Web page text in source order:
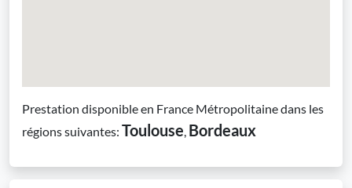
Prestation disponible en France Métropolitaine dans les
régions suivantes: Toulouse, Bordeaux